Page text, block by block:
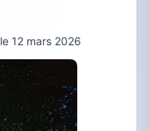
12 mars 2026